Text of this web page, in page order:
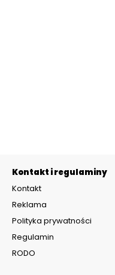
Kontakt i regulaminy
Kontakt
Reklama
Polityka prywatności
Regulamin
RODO